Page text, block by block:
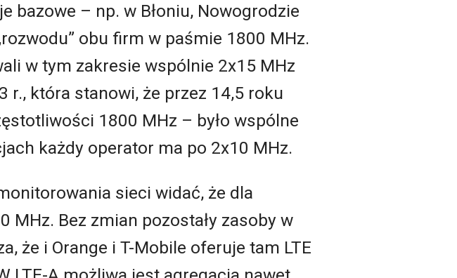
– np. w Błoniu, Nowogrodzie
obu firm w paśmie 1800 MHz.
w tym zakresie wspólnie 2x15 MHz
która stanowi, że przez 14,5 roku
1800 MHz – było wspólne
każdy operator ma po 2x10 MHz.
sieci widać, że dla
MHz. Bez zmian pozostały zasoby w
że i Orange i T-Mobile oferuje tam LTE